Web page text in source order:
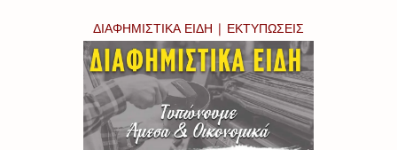
ΔΙΑΦΗΜΙΣΤΙΚΑ ΕΙΔΗ | ΕΚΤΥΠΩΣΕΙΣ